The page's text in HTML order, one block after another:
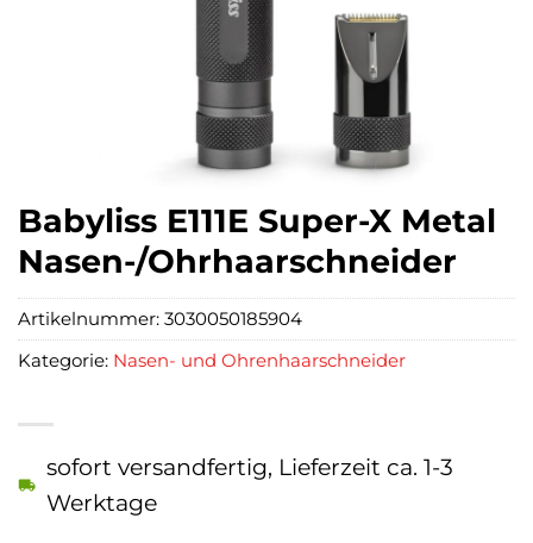
Babyliss E111E Super-X Metal
Nasen-/Ohrhaarschneider
sofort versandfertig, Lieferzeit ca. 1-3
Werktage
Artikelnummer: 3030050185904
Kategorie: Nasen- und Ohrenhaarschneider